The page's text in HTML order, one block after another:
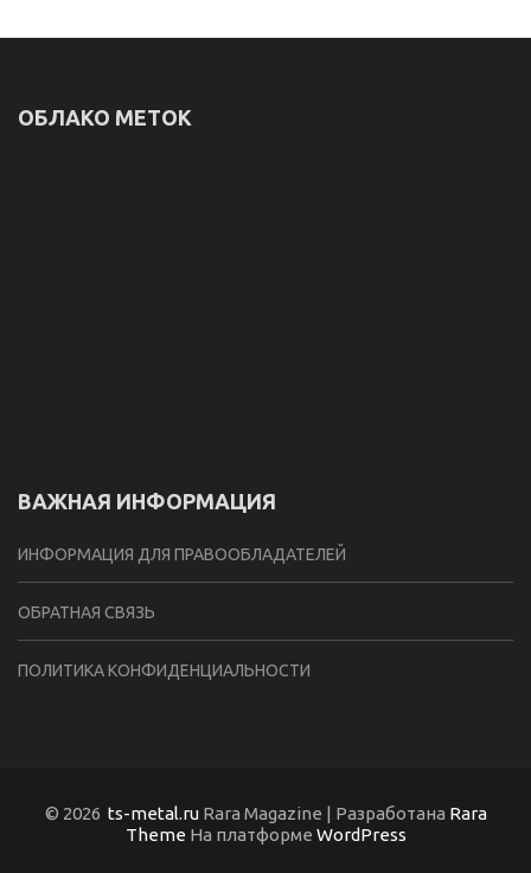
ОБЛАКО МЕТОК
ВАЖНАЯ ИНФОРМАЦИЯ
ИНФОРМАЦИЯ ДЛЯ ПРАВООБЛАДАТЕЛЕЙ
ОБРАТНАЯ СВЯЗЬ
ПОЛИТИКА КОНФИДЕНЦИАЛЬНОСТИ
© 2026 ts-metal.ruRara Magazine | Разработана Rara
Theme На платформе WordPress